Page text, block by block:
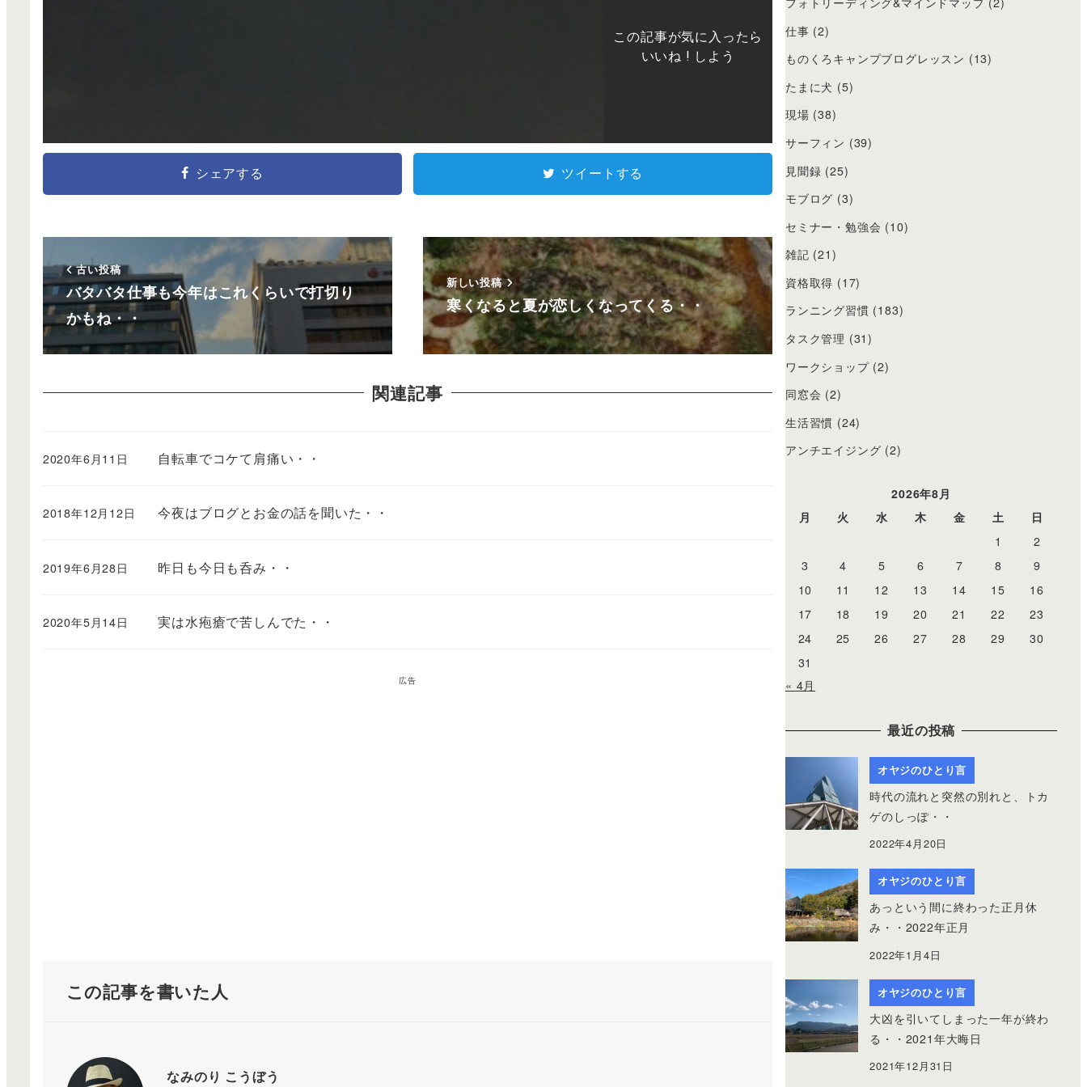
この記事が気に入ったら
いいね ! しよう
シェアする ツイートする
古い投稿
バタバタ仕事も今年はこれくらいで打切り
かもね・・
新しい投稿
寒くなると夏が恋しくなってくる・・
関連記事
自転車でコケて肩痛い・・
2020年6月11日
今夜はブログとお金の話を聞いた・・
2018年12月12日
昨日も今日も呑み・・
2019年6月28日
実は水疱瘡で苦しんでた・・
2020年5月14日
広告
この記事を書いた人
なみのり こうぼう
仕事 (2)
ものくろキャンプブログレッスン (13)
たまに犬 (5)
現場 (38)
サーフィン (39)
見聞録 (25)
モブログ (3)
セミナー・勉強会 (10)
雑記 (21)
資格取得 (17)
ランニング習慣 (183)
タスク管理 (31)
ワークショップ(2)
同窓会 (2)
生活習慣 (24)
アンチエイジング (2)
2026年8月
月
火 水 木 金 土
日
1
2
3
4 5 6 7 8
9
10
11 12 13 14 15
16
17
18 19 20 21 22
23
24
25 26 27 28 29
30
31
« 4月
最近の投稿
オヤジのひとり言
時代の流れと突然の別れと、トカ
ゲのしっぽ・・
2022年4月20日
オヤジのひとり言
あっという間に終わった正月休
み・・2022年正月
2022年1月4日
オヤジのひとり言
大凶を引いてしまった一年が終わ
る・・2021年大晦日
2021年12月31日